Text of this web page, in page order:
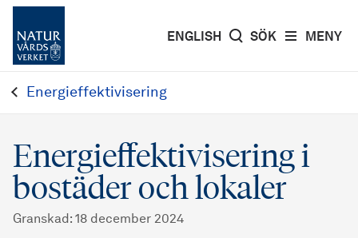
MENY
ENGLISH SÖK
Energieffektivisering
Energieffektivisering i
bostäder och lokaler
Granskad : 18 december 2024